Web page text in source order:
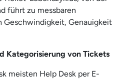
führt zu messbaren
Geschwindigkeit, Genauigkeit
Kategorisierung von Tickets
meisten Help Desk per E-